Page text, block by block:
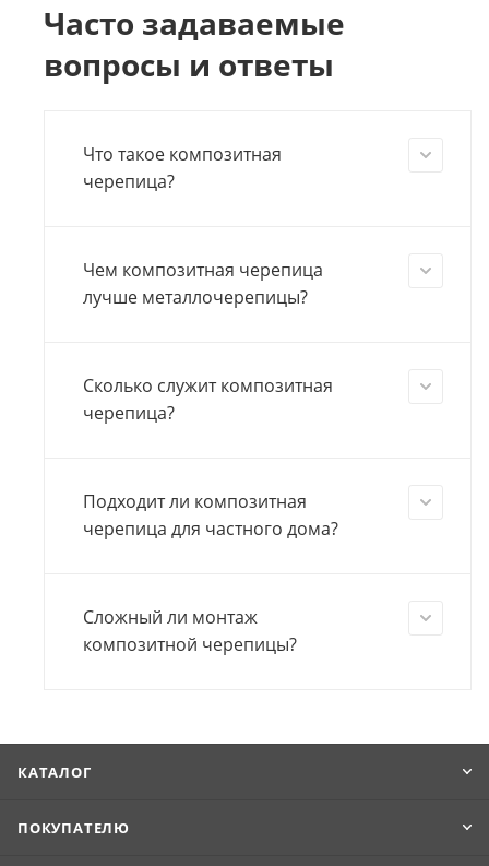
Часто задаваемые
вопросы и ответы
Что такое композитная
черепица?
Чем композитная черепица
лучше металлочерепицы?
Сколько служит композитная
черепица?
Подходит ли композитная
черепица для частного дома?
Сложный ли монтаж
композитной черепицы?
КАТАЛОГ
ПОКУПАТЕЛЮ